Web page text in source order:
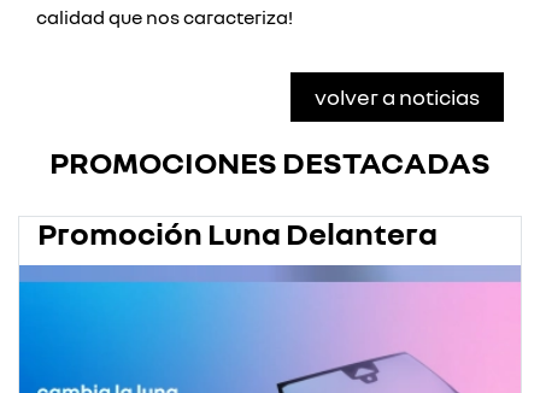
calidad que nos caracteriza!
volver a noticias
PROMOCIONES DESTACADAS
Promoción Luna Delantera